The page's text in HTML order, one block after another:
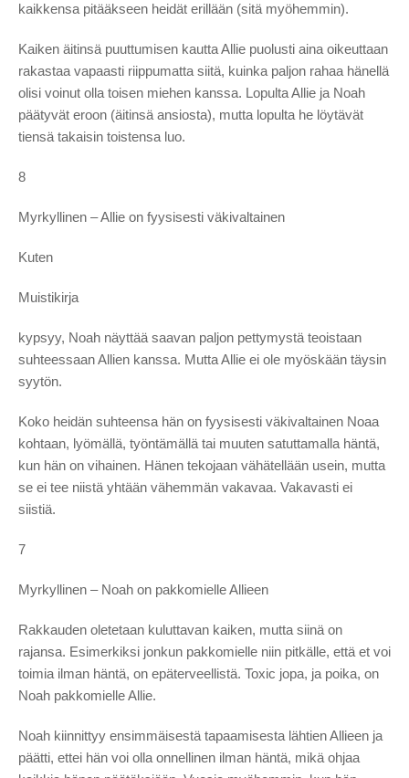
kaikkensa pitääkseen heidät erillään (sitä myöhemmin).
Kaiken äitinsä puuttumisen kautta Allie puolusti aina oikeuttaan
rakastaa vapaasti riippumatta siitä, kuinka paljon rahaa hänellä
olisi voinut olla toisen miehen kanssa. Lopulta Allie ja Noah
päätyvät eroon (äitinsä ansiosta), mutta lopulta he löytävät
tiensä takaisin toistensa luo.
8
Myrkyllinen – Allie on fyysisesti väkivaltainen
Kuten
Muistikirja
kypsyy, Noah näyttää saavan paljon pettymystä teoistaan ​​
suhteessaan Allien kanssa. Mutta Allie ei ole myöskään täysin
syytön.
Koko heidän suhteensa hän on fyysisesti väkivaltainen Noaa
kohtaan, lyömällä, työntämällä tai muuten satuttamalla häntä,
kun hän on vihainen. Hänen tekojaan vähätellään usein, mutta
se ei tee niistä yhtään vähemmän vakavaa. Vakavasti ei
siistiä.
7
Myrkyllinen – Noah on pakkomielle Allieen
Rakkauden oletetaan kuluttavan kaiken, mutta siinä on
rajansa. Esimerkiksi jonkun pakkomielle niin pitkälle, että et voi
toimia ilman häntä, on epäterveellistä. Toxic jopa, ja poika, on
Noah pakkomielle Allie.
Noah kiinnittyy ensimmäisestä tapaamisesta lähtien Allieen ja
päätti, ettei hän voi olla onnellinen ilman häntä, mikä ohjaa